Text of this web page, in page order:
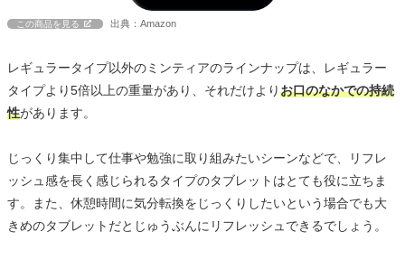
この商品を見る 出典：Amazon
レギュラータイプ以外のミンティアのラインナップは、レギュラー
タイプより5倍以上の重量があり、それだけよりお口のなかでの持続
性があります。
じっくり集中して仕事や勉強に取り組みたいシーンなどで、リフレ
ッシュ感を長く感じられるタイプのタブレットはとても役に立ちま
す。また、休憩時間に気分転換をじっくりしたいという場合でも大
きめのタブレットだとじゅうぶんにリフレッシュできるでしょう。